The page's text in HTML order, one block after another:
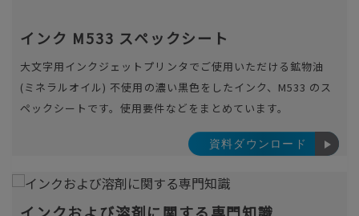
インク M533 スペックシート
大文字用インクジェットプリンタでご使用いただける鉱物油
(ミネラルオイル) 不使用の濃い黒色をしたインク、M533 のス
ペックシートです。使用要件などをまとめています。
資料ダウンロード
インクおよび溶剤に関する専門知識